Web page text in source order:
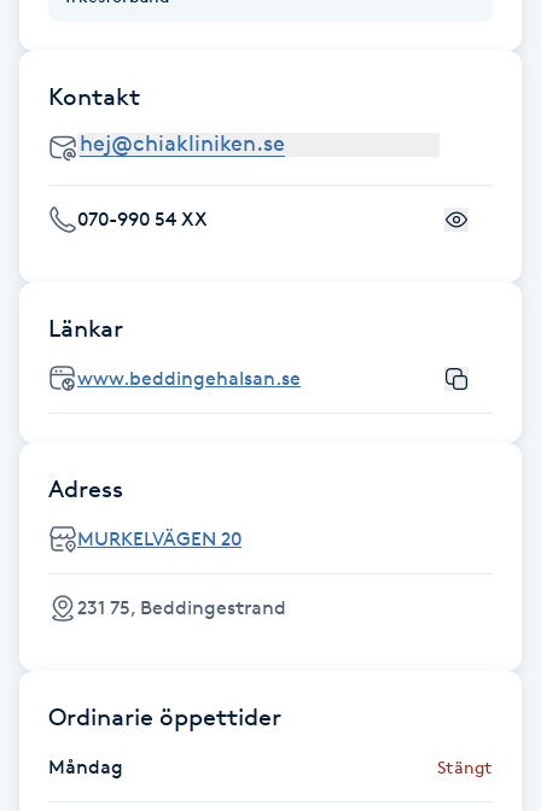
Fotvård
Fransar
Fransborttagning
Fransfärgning
Fransförlängning
Fransförlängning Megavolym
Fransförlängning Volym
Friskvård
Kontakt
070-990 54 XX
Länkar
www.beddingehalsan.se
Adress
MURKELVÄGEN 20
231 75, Beddingestrand
Ordinarie öppettider
Måndag Stängt